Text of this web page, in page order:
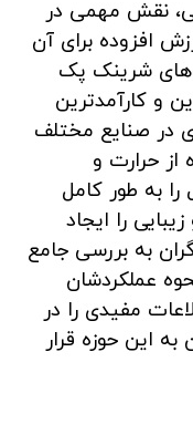
نقش مهمی در
افزوده برای آن
شرینک پک
و کارآمدترین
در صنایع مختلف
از حرارت و
به طور کامل
را ایجاد
به بررسی جامع
عملکردشان
مفیدی را در
به این حوزه قرار